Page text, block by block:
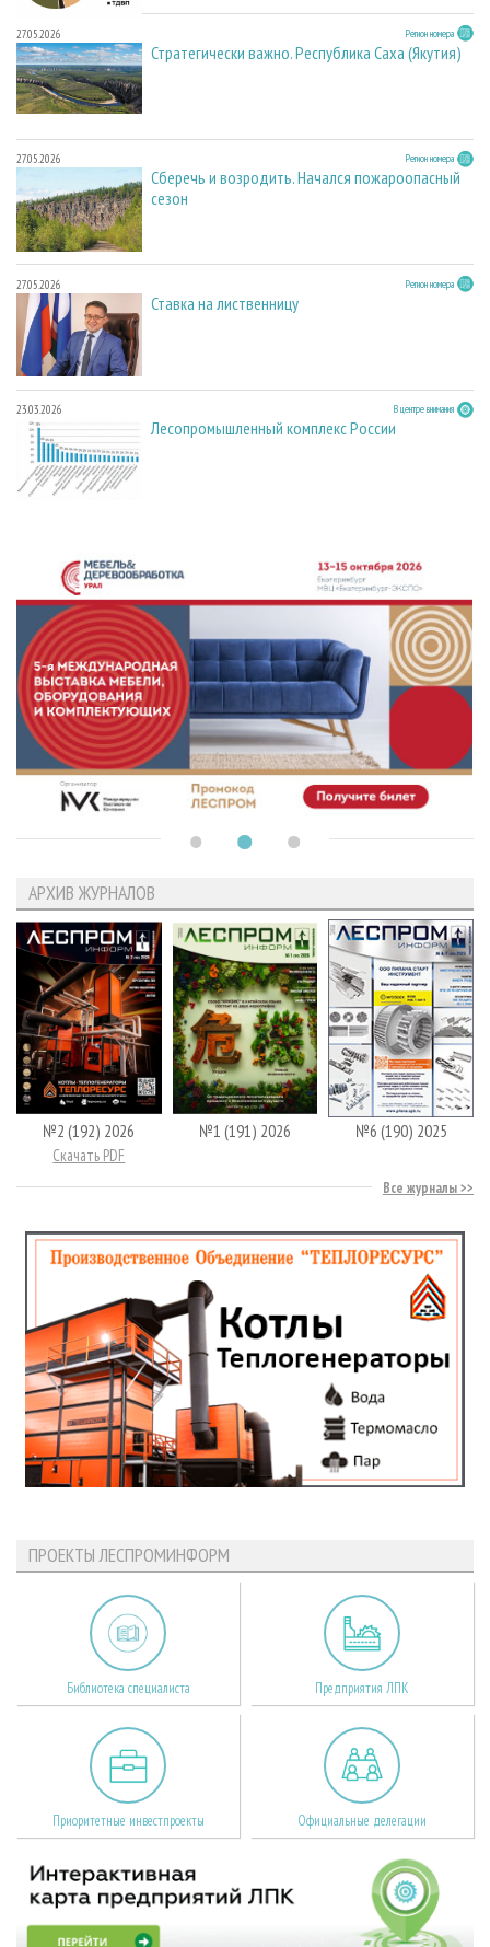
27.05.2026 Регион номера
Стратегически важно. Республика Саха (Якутия)
27.05.2026 Регион номера
Сберечь и возродить. Начался пожароопасный
сезон
27.05.2026 Регион номера
Ставка на лиственницу
23.03.2026 В центре внимания
Лесопромышленный комплекс России
АРХИВ ЖУРНАЛОВ
№2 (192) 2026
Скачать PDF
№1 (191) 2026 №6 (190) 2025
Все журналы
ПРОЕКТЫ ЛЕСПРОМИНФОРМ
Библиотека специалиста Предприятия ЛПК
Приоритетные инвестпроекты Официальные делегации